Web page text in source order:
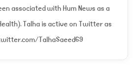
associated with Hum News as a
Talha is active on Twitter as
TalhaSaeed69